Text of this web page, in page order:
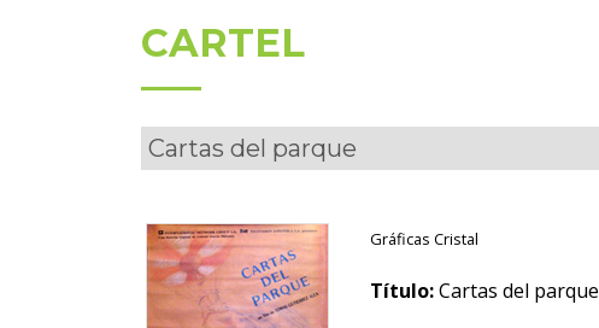
CARTEL
Cartas del parque
Gráficas Cristal
Título:Cartas del parque